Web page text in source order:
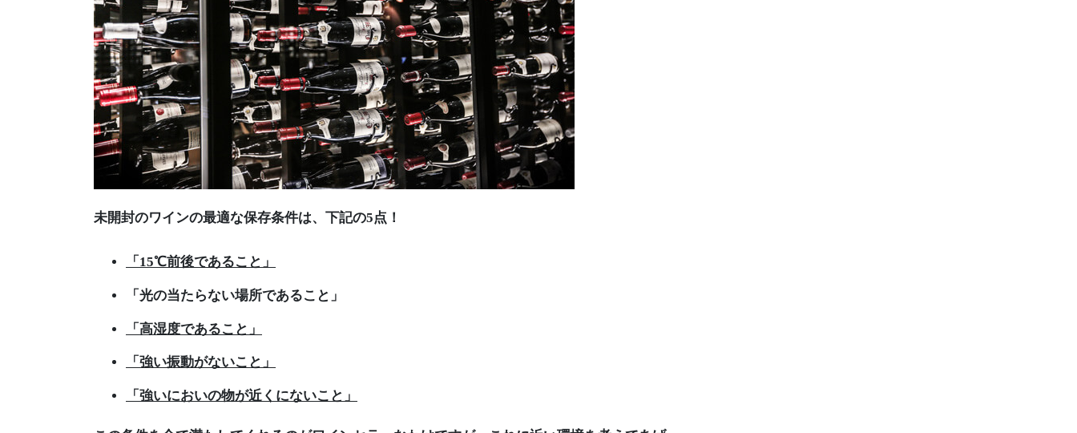
未開封のワインの最適な保存条件は、下記の5点！
「15℃前後であること」
「光の当たらない場所であること」
「高湿度であること」
「強い振動がないこと」
「強いにおいの物が近くにないこと」